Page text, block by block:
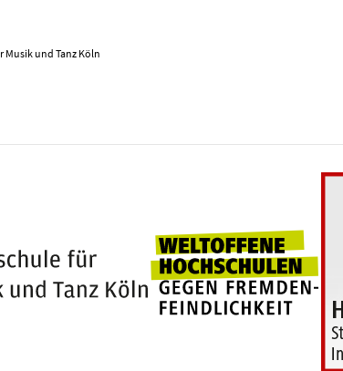
Musik und Tanz Köln
100 Jahre Hochschule für Musik